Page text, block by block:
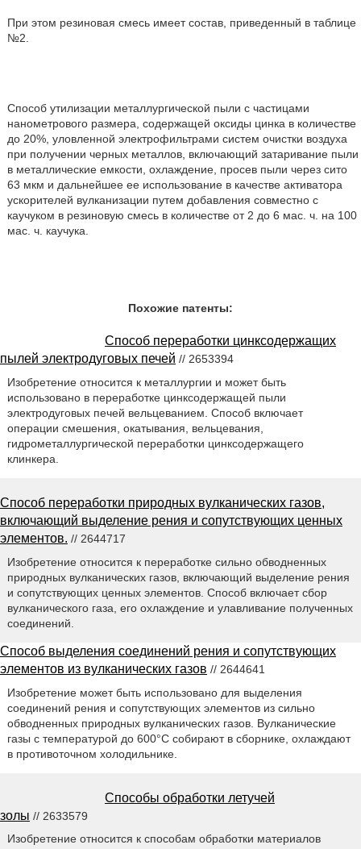
При этом резиновая смесь имеет состав, приведенный в таблице
№2.
Способ утилизации металлургической пыли с частицами
нанометрового размера, содержащей оксиды цинка в количестве
до 20%, уловленной электрофильтрами систем очистки воздуха
при получении черных металлов, включающий затаривание пыли
в металлические емкости, охлаждение, просев пыли через сито
63 мкм и дальнейшее ее использование в качестве активатора
ускорителей вулканизации путем добавления совместно с
каучуком в резиновую смесь в количестве от 2 до 6 мас. ч. на 100
мас. ч. каучука.
Похожие патенты:
Способ переработки цинксодержащих
пылей электродуговых печей // 2653394
Изобретение относится к металлургии и может быть
использовано в переработке цинксодержащей пыли
электродуговых печей вельцеванием. Способ включает
операции смешения, окатывания, вельцевания,
гидрометаллургической переработки цинксодержащего
клинкера.
Способ переработки природных вулканических газов,
включающий выделение рения и сопутствующих ценных
элементов. // 2644717
Изобретение относится к переработке сильно обводненных
природных вулканических газов, включающий выделение рения
и сопутствующих ценных элементов. Способ включает сбор
вулканического газа, его охлаждение и улавливание полученных
соединений.
Способ выделения соединений рения и сопутствующих
элементов из вулканических газов // 2644641
Изобретение может быть использовано для выделения
соединений рения и сопутствующих элементов из сильно
обводненных природных вулканических газов. Вулканические
газы с температурой до 600°С собирают в сборнике, охлаждают
в противоточном холодильнике.
Способы обработки летучей
золы // 2633579
Изобретение относится к способам обработки материалов